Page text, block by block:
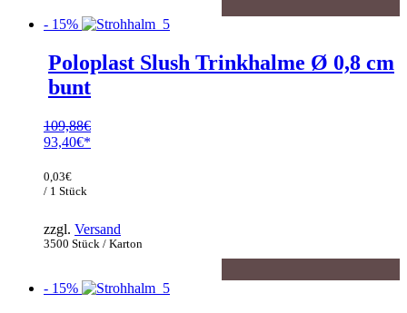
- 15%
Poloplast Slush Trinkhalme Ø 0,8 cm
bunt
109,88€
Ursprünglicher
war:
109,88€
93,40€
Preis
ist:
3500 Stück / Karton
0,03€
/ 1 Stück
zzgl. Versand
- 15%